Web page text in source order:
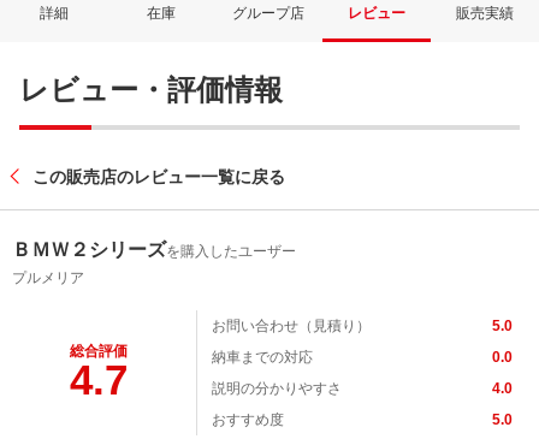
詳細 在庫 グループ店 レビュー 販売実績
レビュー・評価情報
この販売店のレビュー一覧に戻る
ＢＭＷ２シリーズを購入したユーザー
プルメリア
総合評価
4.7
お問い合わせ（見積り）
5.0
納車までの対応
0.0
説明の分かりやすさ
4.0
おすすめ度
5.0